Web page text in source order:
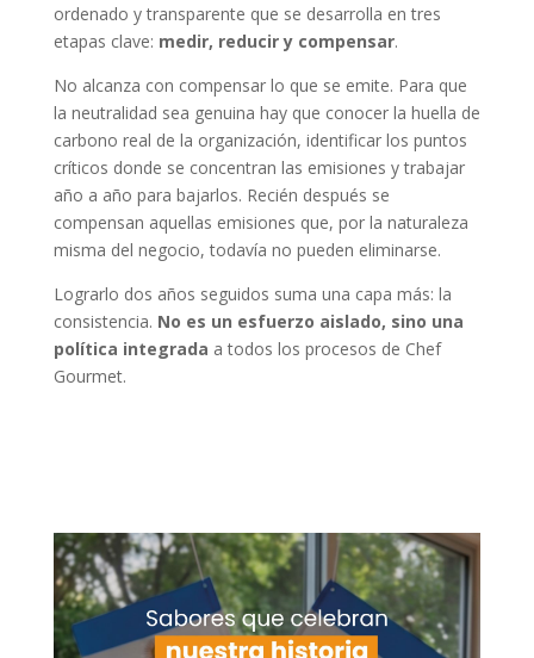
ordenado y transparente que se desarrolla en tres
etapas clave: medir, reducir y compensar.
No alcanza con compensar lo que se emite. Para que
la neutralidad sea genuina hay que conocer la huella de
carbono real de la organización, identificar los puntos
críticos donde se concentran las emisiones y trabajar
año a año para bajarlos. Recién después se
compensan aquellas emisiones que, por la naturaleza
misma del negocio, todavía no pueden eliminarse.
Lograrlo dos años seguidos suma una capa más: la
consistencia. No es un esfuerzo aislado, sino una
política integrada a todos los procesos de Chef
Gourmet.